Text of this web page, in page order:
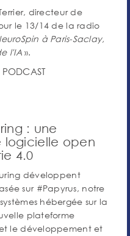
directeur de
le 13/14 de la radio
à Paris-Saclay,
l'IA».
PODCAST
: une
logicielle open
4.0
développent
sur #Papyrus, notre
hébergée sur la
plateforme
le développement et